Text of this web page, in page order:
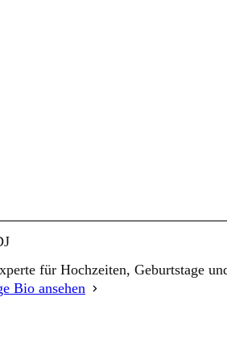
für Hochzeiten, Geburtstage
Bio ansehen